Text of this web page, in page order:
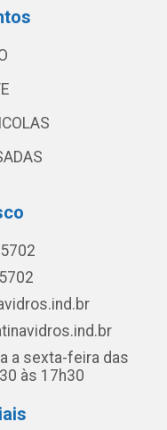
a sexta-feira das
às 17h30